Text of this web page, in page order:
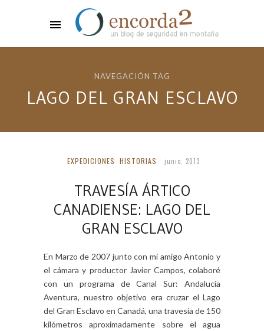
NAVEGACIÓN TAG
LAGO DEL GRAN ESCLAVO
EXPEDICIONES HISTORIAS junio, 2013
TRAVESÍA ÁRTICO
CANADIENSE: LAGO DEL
GRAN ESCLAVO
En Marzo de 2007 junto con mi amigo Antonio y
el cámara y productor Javier Campos, colaboré
con un programa de Canal Sur: Andalucía
Aventura, nuestro objetivo era cruzar el Lago
del Gran Esclavo en Canadá, una travesía de 150
kilómetros aproximadamente sobre el agua